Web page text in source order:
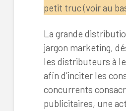
petit truc (voir au
La grande
jargon marketing,
les distributeurs à
afin d’inciter les
concurrents
publicitaires, une